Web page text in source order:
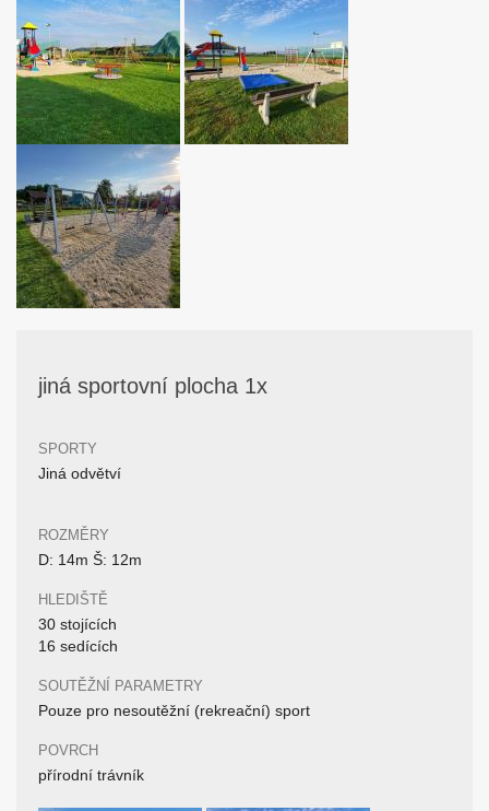
jiná sportovní plocha 1x
SPORTY
Jiná odvětví
ROZMĚRY
D: 14m Š: 12m
HLEDIŠTĚ
30 stojících
16 sedících
SOUTĚŽNÍ PARAMETRY
Pouze pro nesoutěžní (rekreační) sport
POVRCH
přírodní trávník